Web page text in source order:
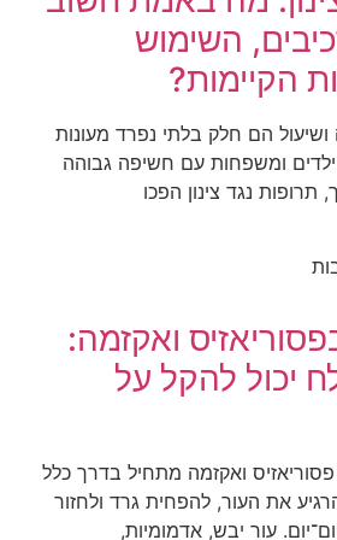
השימוש
הקיימות?
ושיעול הם חלק בלתי נפרד מעונות
ומשפחות עם חשיפה גבוהה
תרופות נגד צינון הפכו
ואקזמה:
יכול להקל על
ואקזמה מתחיל בדרך כלל
את העור, להפחית גרד ולחזור
עור יבש, אדמומיות,